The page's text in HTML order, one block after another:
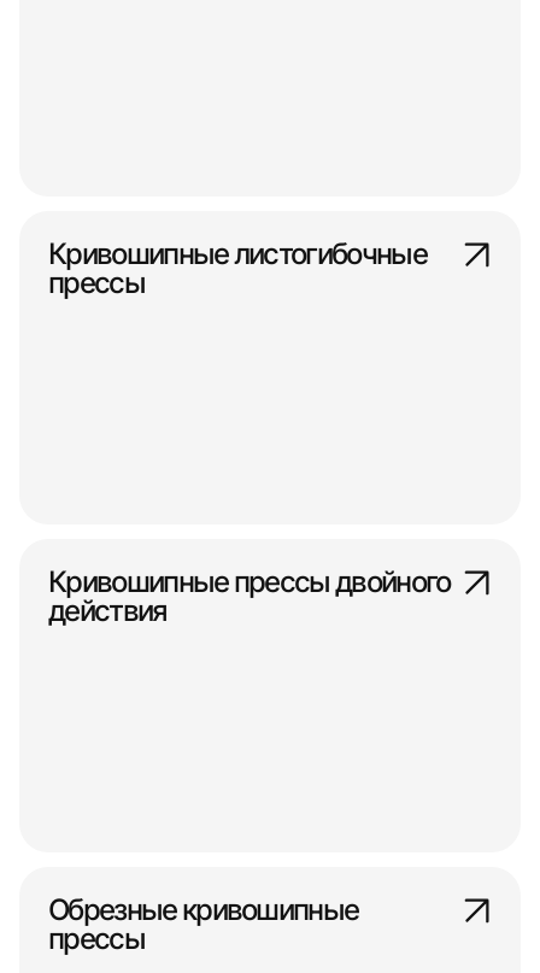
Кривошипные листогибочные
прессы
Кривошипные прессы двойного
действия
Обрезные кривошипные
прессы